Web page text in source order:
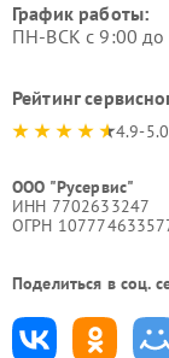
График работы:
ПН-ВСК с 9:00 до
Рейтинг
4.9-5.0
ООО "Русервис"
ИНН 7702633247
ОГРН
Поделиться в соц.